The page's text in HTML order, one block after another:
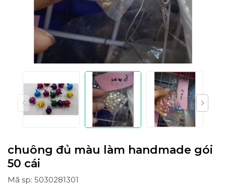
chuông đủ màu làm handmade gói
50 cái
Mã sp: 5030281301